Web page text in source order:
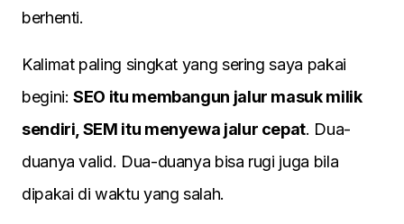
berhenti.
Kalimat paling singkat yang sering saya pakai
begini:SEO itu membangun jalur masuk milik
sendiri, SEM itu menyewa jalur cepat. Dua-
duanya valid. Dua-duanya bisa rugi juga bila
dipakai di waktu yang salah.